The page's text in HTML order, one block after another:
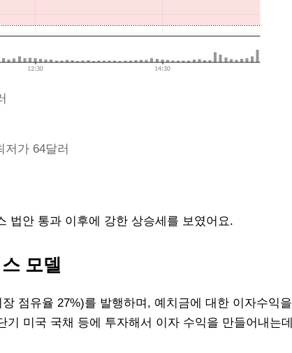
가 64달러
법안 통과 이후에 강한 상승세를 보였어요.
모델
점유율 27%)를 발행하며, 예치금에 대한 이자수익을
미국 국채 등에 투자해서 이자 수익을 만들어내는데